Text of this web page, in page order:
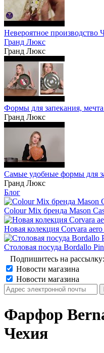
Невероятное производство
Гранд Люкс
Гранд Люкс
Формы для запекания,
Гранд Люкс
Самые удобные формы для
Гранд Люкс
Блог
Colour Mix бренда Mason
Новая колекция Corvara
Столовая посуда Bordallo
Подпишитесь на рассылку:
Новости магазина
Новости магазина
Фарфор
Чехия